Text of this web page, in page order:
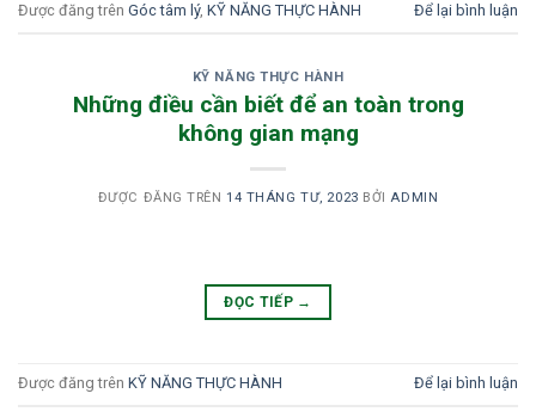
Được đăng trên Góc tâm lý, KỸ NĂNG THỰC HÀNH Để lại bình luận
KỸ NĂNG THỰC HÀNH
Những điều cần biết để an toàn trong
không gian mạng
ĐƯỢC ĐĂNG TRÊN14 THÁNG TƯ, 2023 BỞIADMIN
ĐỌC TIẾP →
Được đăng trên KỸ NĂNG THỰC HÀNH Để lại bình luận